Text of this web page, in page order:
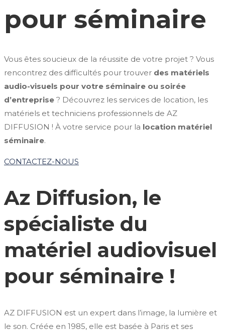
pour séminaire
Vous êtes soucieux de la réussite de votre projet ? Vous
rencontrez des difficultés pour trouver des matériels
audio-visuels pour votre séminaire ou soirée
d’entreprise ? Découvrez les services de location, les
matériels et techniciens professionnels de AZ
DIFFUSION ! À votre service pour la location matériel
séminaire.
CONTACTEZ-NOUS
Az Diffusion, le
spécialiste du
matériel audiovisuel
pour séminaire !
AZ DIFFUSION est un expert dans l’image, la lumière et
le son. Créée en 1985, elle est basée à Paris et ses